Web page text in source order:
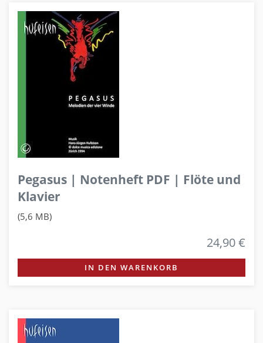
Pegasus | Notenheft PDF | Flöte und
Klavier
(5,6 MB)
24,90 €
IN DEN WARENKORB